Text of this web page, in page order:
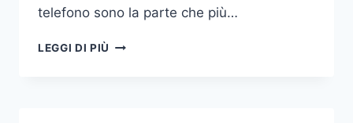
telefono sono la parte che più…
LEGGI DI PIÙ UN